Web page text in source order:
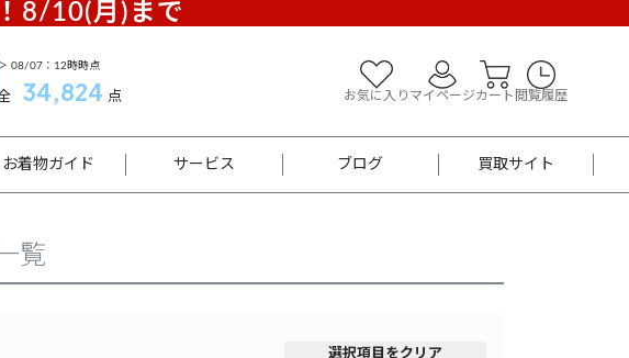
8/10(月)まで
08/07：12時時点
34,824 点 お気に入り マイページカート 閲覧履歴
セット
ズ/採寸について
お着物ガイド
ャート集
サービス
お問い合わせ
ブログ 買取サイト
覧
選択項目をクリア